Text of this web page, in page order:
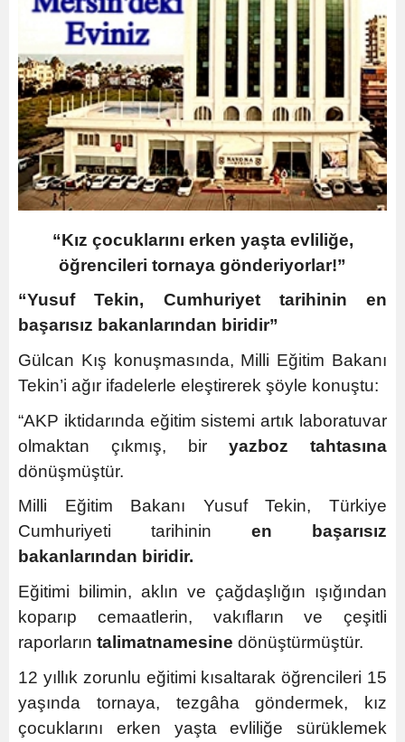
“Kız çocuklarını erken yaşta evliliğe,
öğrencileri tornaya gönderiyorlar!”
“Yusuf Tekin, Cumhuriyet tarihinin en
başarısız bakanlarından biridir”
Gülcan Kış konuşmasında, Milli Eğitim Bakanı
Tekin’i ağır ifadelerle eleştirerek şöyle konuştu:
“AKP iktidarında eğitim sistemi artık laboratuvar
olmaktan çıkmış, bir yazboz tahtasına
dönüşmüştür.
Milli Eğitim Bakanı Yusuf Tekin, Türkiye
Cumhuriyeti tarihinin en başarısız
bakanlarından biridir.
Eğitimi bilimin, aklın ve çağdaşlığın ışığından
koparıp cemaatlerin, vakıfların ve çeşitli
raporların talimatnamesine dönüştürmüştür.
12 yıllık zorunlu eğitimi kısaltarak öğrencileri 15
yaşında tornaya, tezgâha göndermek, kız
çocuklarını erken yaşta evliliğe sürüklemek